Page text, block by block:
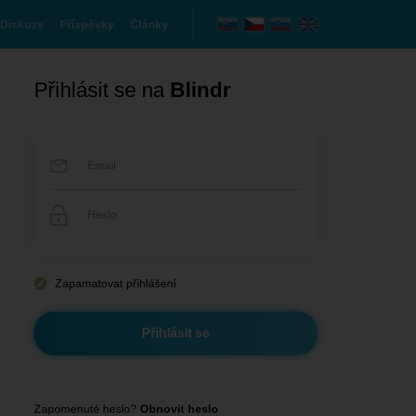
Diskuze Příspěvky Články
Přihlásit se na Blindr
Zapamatovat přihlášení
Zapomenuté heslo? Obnovit heslo